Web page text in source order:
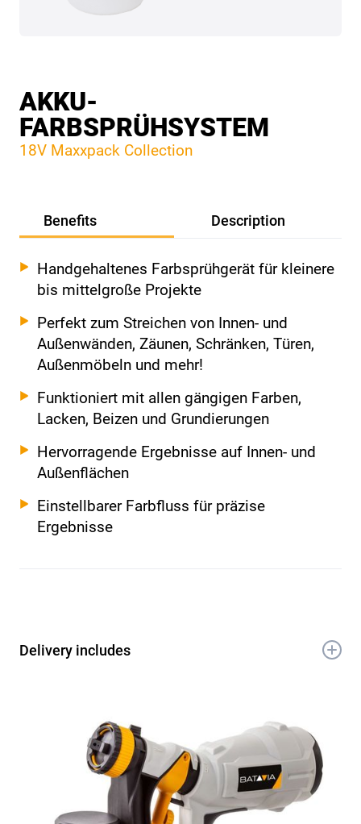
AKKU-
FARBSPRÜHSYSTEM
18V Maxxpack Collection
Benefits Description
Handgehaltenes Farbsprühgerät für kleinere
bis mittelgroße Projekte
Perfekt zum Streichen von Innen- und
Außenwänden, Zäunen, Schränken, Türen,
Außenmöbeln und mehr!
Funktioniert mit allen gängigen Farben,
Lacken, Beizen und Grundierungen
Hervorragende Ergebnisse auf Innen- und
Außenflächen
Einstellbarer Farbfluss für präzise
Ergebnisse
Delivery includes
1x Messbecher
1x Reinigungsbürste für Düse
1x Reinigungsbürste
1x Schraubenschlüssel
1x Schraubendreher